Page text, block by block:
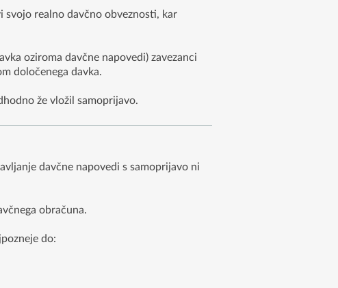
realno davčno obveznosti, kar
oziroma davčne napovedi) zavezanci
določenega davka.
že vložil samoprijavo.
davčne napovedi s samoprijavo ni
obračuna.
do: